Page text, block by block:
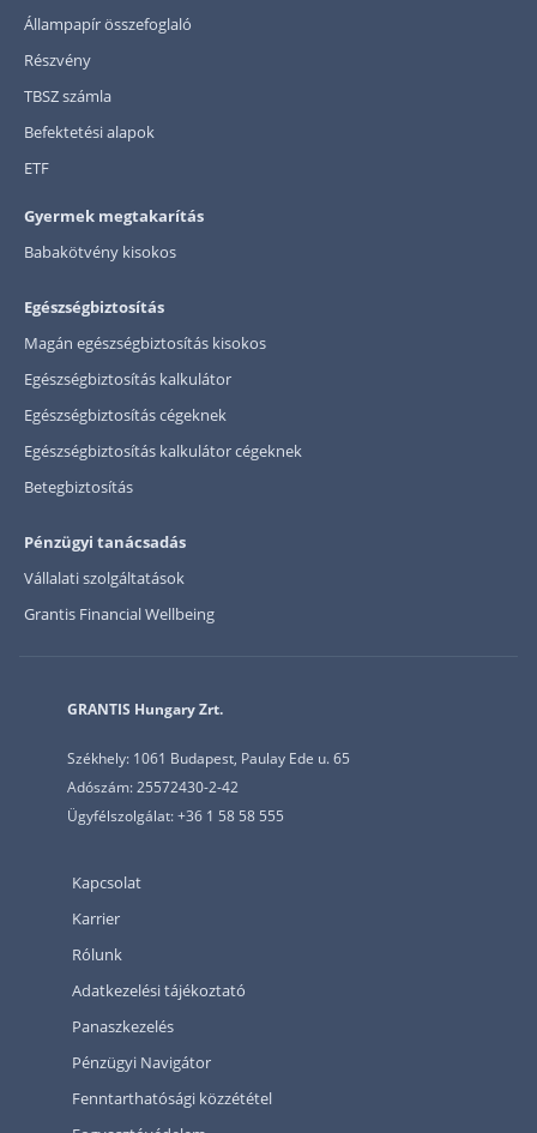
Állampapír összefoglaló
Részvény
TBSZ számla
Befektetési alapok
ETF
Gyermek megtakarítás
Babakötvény kisokos
Egészségbiztosítás
Magán egészségbiztosítás kisokos
Egészségbiztosítás kalkulátor
Egészségbiztosítás cégeknek
Egészségbiztosítás kalkulátor cégeknek
Betegbiztosítás
Pénzügyi tanácsadás
Vállalati szolgáltatások
Grantis Financial Wellbeing
GRANTIS Hungary Zrt.
Székhely: 1061 Budapest, Paulay Ede u. 65
Adószám: 25572430-2-42
Ügyfélszolgálat: +36 1 58 58 555
Kapcsolat
Karrier
Rólunk
Adatkezelési tájékoztató
Panaszkezelés
Pénzügyi Navigátor
Fenntarthatósági közzététel